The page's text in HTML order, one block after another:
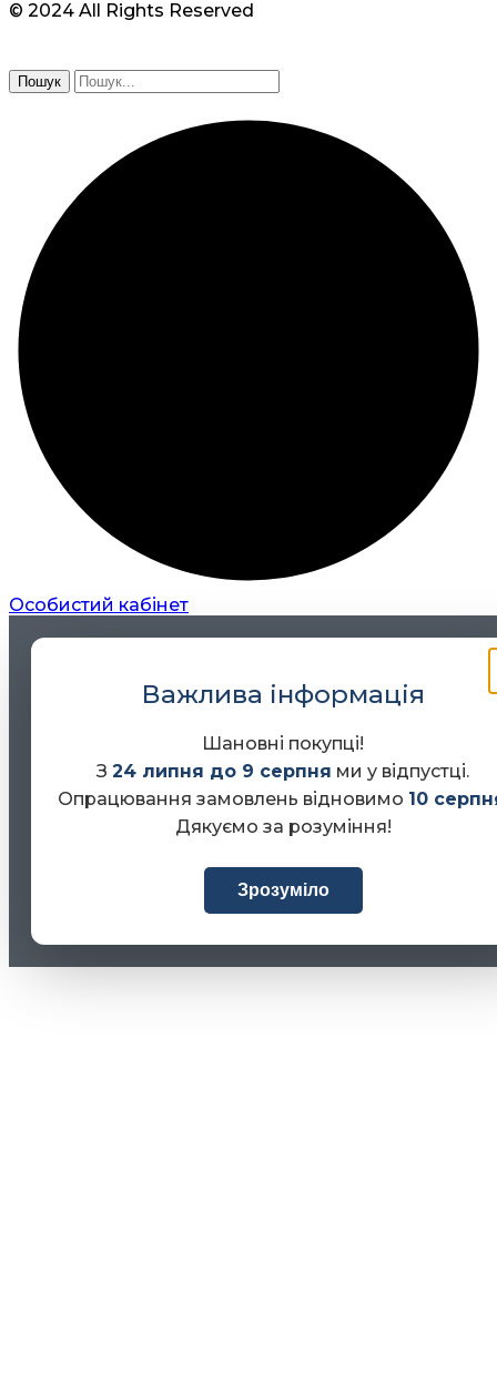
© 2024 All Rights Reserved
Пошук
Особистий кабінет
Важлива інформація
Шановні покупці!
З24 липня до 9 серпня ми у відпустці.
Опрацювання замовлень відновимо 10
Дякуємо за розуміння!
Зрозуміло